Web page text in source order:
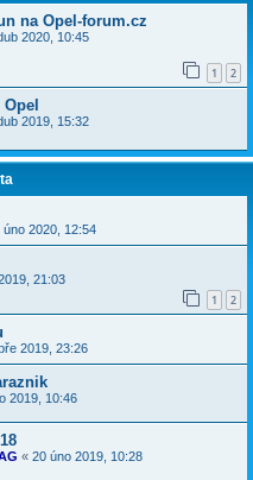
na Opel-forum.cz
2020, 10:45
1 2
2019, 15:32
úno 2020, 12:54
21:03
1 2
2019, 23:26
2019, 10:46
« 20 úno 2019, 10:28